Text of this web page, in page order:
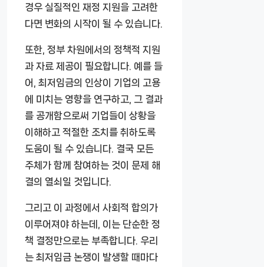
경우 실질적인 재정 지원을 고려한
다면 변화의 시작이 될 수 있습니다.
또한, 정부 차원에서의 정책적 지원
과 자료 제공이 필요합니다. 예를 들
어, 최저임금의 인상이 기업의 고용
에 미치는 영향을 연구하고, 그 결과
를 공개함으로써 기업들이 상황을
이해하고 적절한 조치를 취하도록
도움이 될 수 있습니다. 결국 모든
주체가 함께 참여하는 것이 문제 해
결의 열쇠일 것입니다.
그리고 이 과정에서 사회적 합의가
이루어져야 하는데, 이는 단순한 정
책 결정만으로는 부족합니다. 우리
는 최저임금 논쟁이 발생할 때마다